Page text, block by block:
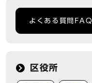
よくある質問FAQ
区役所